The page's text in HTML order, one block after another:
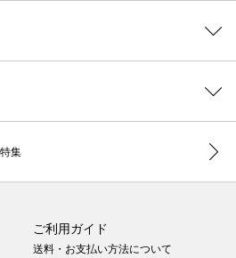
特集
ご利用ガイド
送料・お支払い方法について